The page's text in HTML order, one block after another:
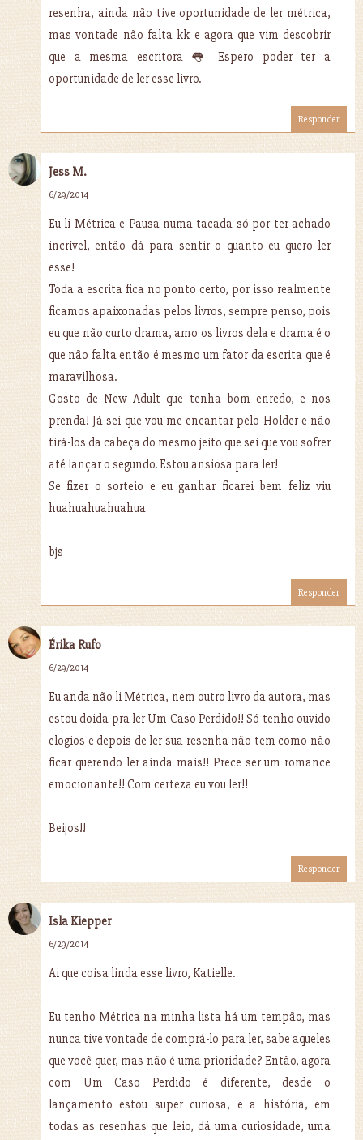
resenha, ainda não tive oportunidade de ler métrica,
mas vontade não falta kk e agora que vim descobrir
que a mesma escritora 👅 Espero poder ter a
oportunidade de ler esse livro.
Responder
Jess M.
6/29/2014
Eu li Métrica e Pausa numa tacada só por ter achado
incrível, então dá para sentir o quanto eu quero ler
esse!
Toda a escrita fica no ponto certo, por isso realmente
ficamos apaixonadas pelos livros, sempre penso, pois
eu que não curto drama, amo os livros dela e drama é o
que não falta então é mesmo um fator da escrita que é
maravilhosa.
Gosto de New Adult que tenha bom enredo, e nos
prenda! Já sei que vou me encantar pelo Holder e não
tirá-los da cabeça do mesmo jeito que sei que vou sofrer
até lançar o segundo. Estou ansiosa para ler!
Se fizer o sorteio e eu ganhar ficarei bem feliz viu
huahuahuahuahua
bjs
Responder
Érika Rufo
6/29/2014
Eu anda não li Métrica, nem outro livro da autora, mas
estou doida pra ler Um Caso Perdido!! Só tenho ouvido
elogios e depois de ler sua resenha não tem como não
ficar querendo ler ainda mais!! Prece ser um romance
emocionante!! Com certeza eu vou ler!!
Beijos!!
Responder
Isla Kiepper
6/29/2014
Ai que coisa linda esse livro, Katielle.
Eu tenho Métrica na minha lista há um tempão, mas
nunca tive vontade de comprá-lo para ler, sabe aqueles
que você quer, mas não é uma prioridade? Então, agora
com Um Caso Perdido é diferente, desde o
lançamento estou super curiosa, e a história, em
todas as resenhas que leio, dá uma curiosidade, uma